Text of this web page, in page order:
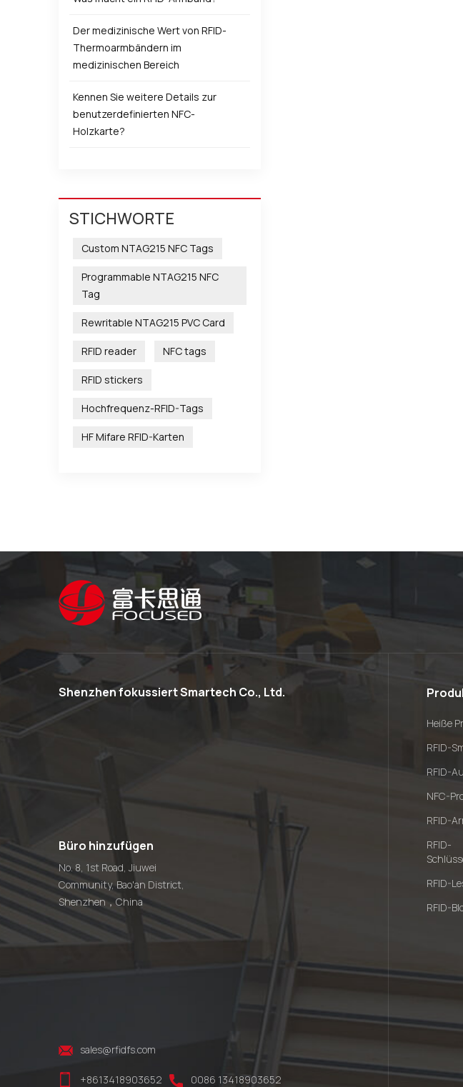
Der medizinische Wert von RFID-
Thermoarmbändern im
medizinischen Bereich
Kennen Sie weitere Details zur
benutzerdefinierten NFC-
Holzkarte?
STICHWORTE
Custom NTAG215 NFC Tags
Programmable NTAG215 NFC
Tag
Rewritable NTAG215 PVC Card
RFID reader NFC tags
RFID stickers
Hochfrequenz-RFID-Tags
HF Mifare RFID-Karten
Shenzhen fokussiert Smartech Co., Ltd.
Büro hinzufügen
No. 8, 1st Road, Jiuwei
Community, Bao'an District,
Shenzhen，China
sales@rfidfs.com
+8613418903652 0086 13418903652
Heiße
RFID-
RFID-
NFC-
RFID-
RFID-
RFID-
RFID-